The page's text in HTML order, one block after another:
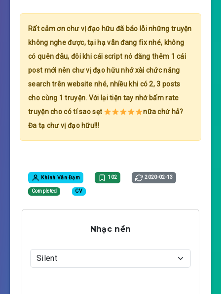
Rất cảm ơn chư vị đạo hữu đã báo lỗi những truyện
không nghe được, tại hạ vẫn đang fix nhé, không
có quên đâu, đôi khi cái script nó đăng thêm 1 cái
post mới nên chư vị đạo hữu nhớ xài chức năng
search trên website nhé, nhiều khi có 2, 3 posts
cho cùng 1 truyện. Với lại tiện tay nhớ bấm rate
truyện cho có tí sao sẹt
nữa chứ hả?
Đa tạ chư vị đạo hữu!!!
Khinh Vân Đạm 102 2020-02-13
Completed CV
Nhạc nền